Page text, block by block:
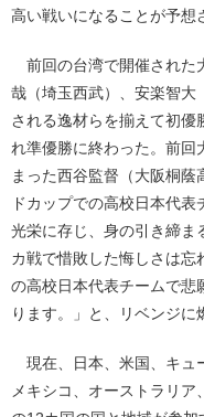
高い戦いになることが予想
前回の台湾で開催された
哉（埼玉西武）、安楽智大
される逸材らを揃えて初優
れ準優勝に終わった。前回
まった西谷監督（大阪桐
ドカップでの高校日本代
光栄に存じ、身の引き締ま
カ戦で惜敗した悔しさは忘
の高校日本代表チームで悲
ります。」と、リベンジに
現在、日本、米国、キュ
メキシコ、オーストラリ